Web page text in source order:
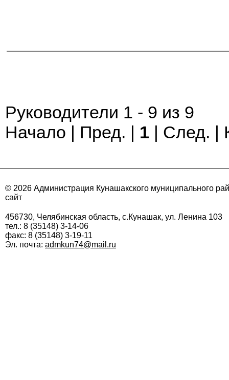
Руководители 1 - 9 из 9
Начало | Пред. | 1 | След. |
© 2026 Администрация Кунашакского муниципального
сайт
456730, Челябинская область, с.Кунашак, ул. Ленина 103
тел.: 8 (35148) 3-14-06
факс: 8 (35148) 3-19-11
Эл. почта: admkun74@mail.ru